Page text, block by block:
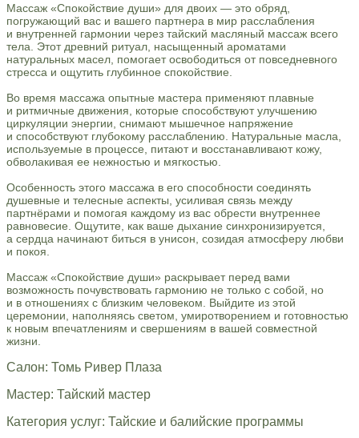
Массаж «Спокойствие души» для двоих — это обряд,
погружающий вас и вашего партнера в мир расслабления
и внутренней гармонии через тайский масляный массаж всего
тела. Этот древний ритуал, насыщенный ароматами
натуральных масел, помогает освободиться от повседневного
стресса и ощутить глубинное спокойствие.
Во время массажа опытные мастера применяют плавные
и ритмичные движения, которые способствуют улучшению
циркуляции энергии, снимают мышечное напряжение
и способствуют глубокому расслаблению. Натуральные масла,
используемые в процессе, питают и восстанавливают кожу,
обволакивая ее нежностью и мягкостью.
Особенность этого массажа в его способности соединять
душевные и телесные аспекты, усиливая связь между
партнёрами и помогая каждому из вас обрести внутреннее
равновесие. Ощутите, как ваше дыхание синхронизируется,
а сердца начинают биться в унисон, созидая атмосферу любви
и покоя.
Массаж «Спокойствие души» раскрывает перед вами
возможность почувствовать гармонию не только с собой, но
и в отношениях с близким человеком. Выйдите из этой
церемонии, наполняясь светом, умиротворением и готовностью
к новым впечатлениям и свершениям в вашей совместной
жизни.
Салон: Томь Ривер Плаза
Мастер: Тайский мастер
Категория услуг: Тайские и балийские программы